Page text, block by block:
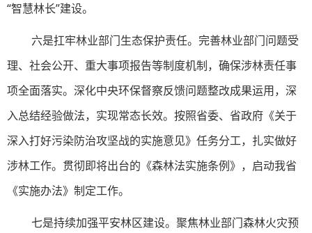
“智慧林长”建设。
六是扛牢林业部门生态保护责任。完善林业部门问题受
理、社会公开、重大事项报告等制度机制，确保涉林责任事
项全面落实。深化中央环保督察反馈问题整改成果运用，深
入总结经验做法，实现常态长效。按照省委、省政府《关于
深入打好污染防治攻坚战的实施意见》任务分工，扎实做好
涉林工作。贯彻即将出台的《森林法实施条例》，启动我省
《实施办法》制定工作。
七是持续加强平安林区建设。聚焦林业部门森林火灾预